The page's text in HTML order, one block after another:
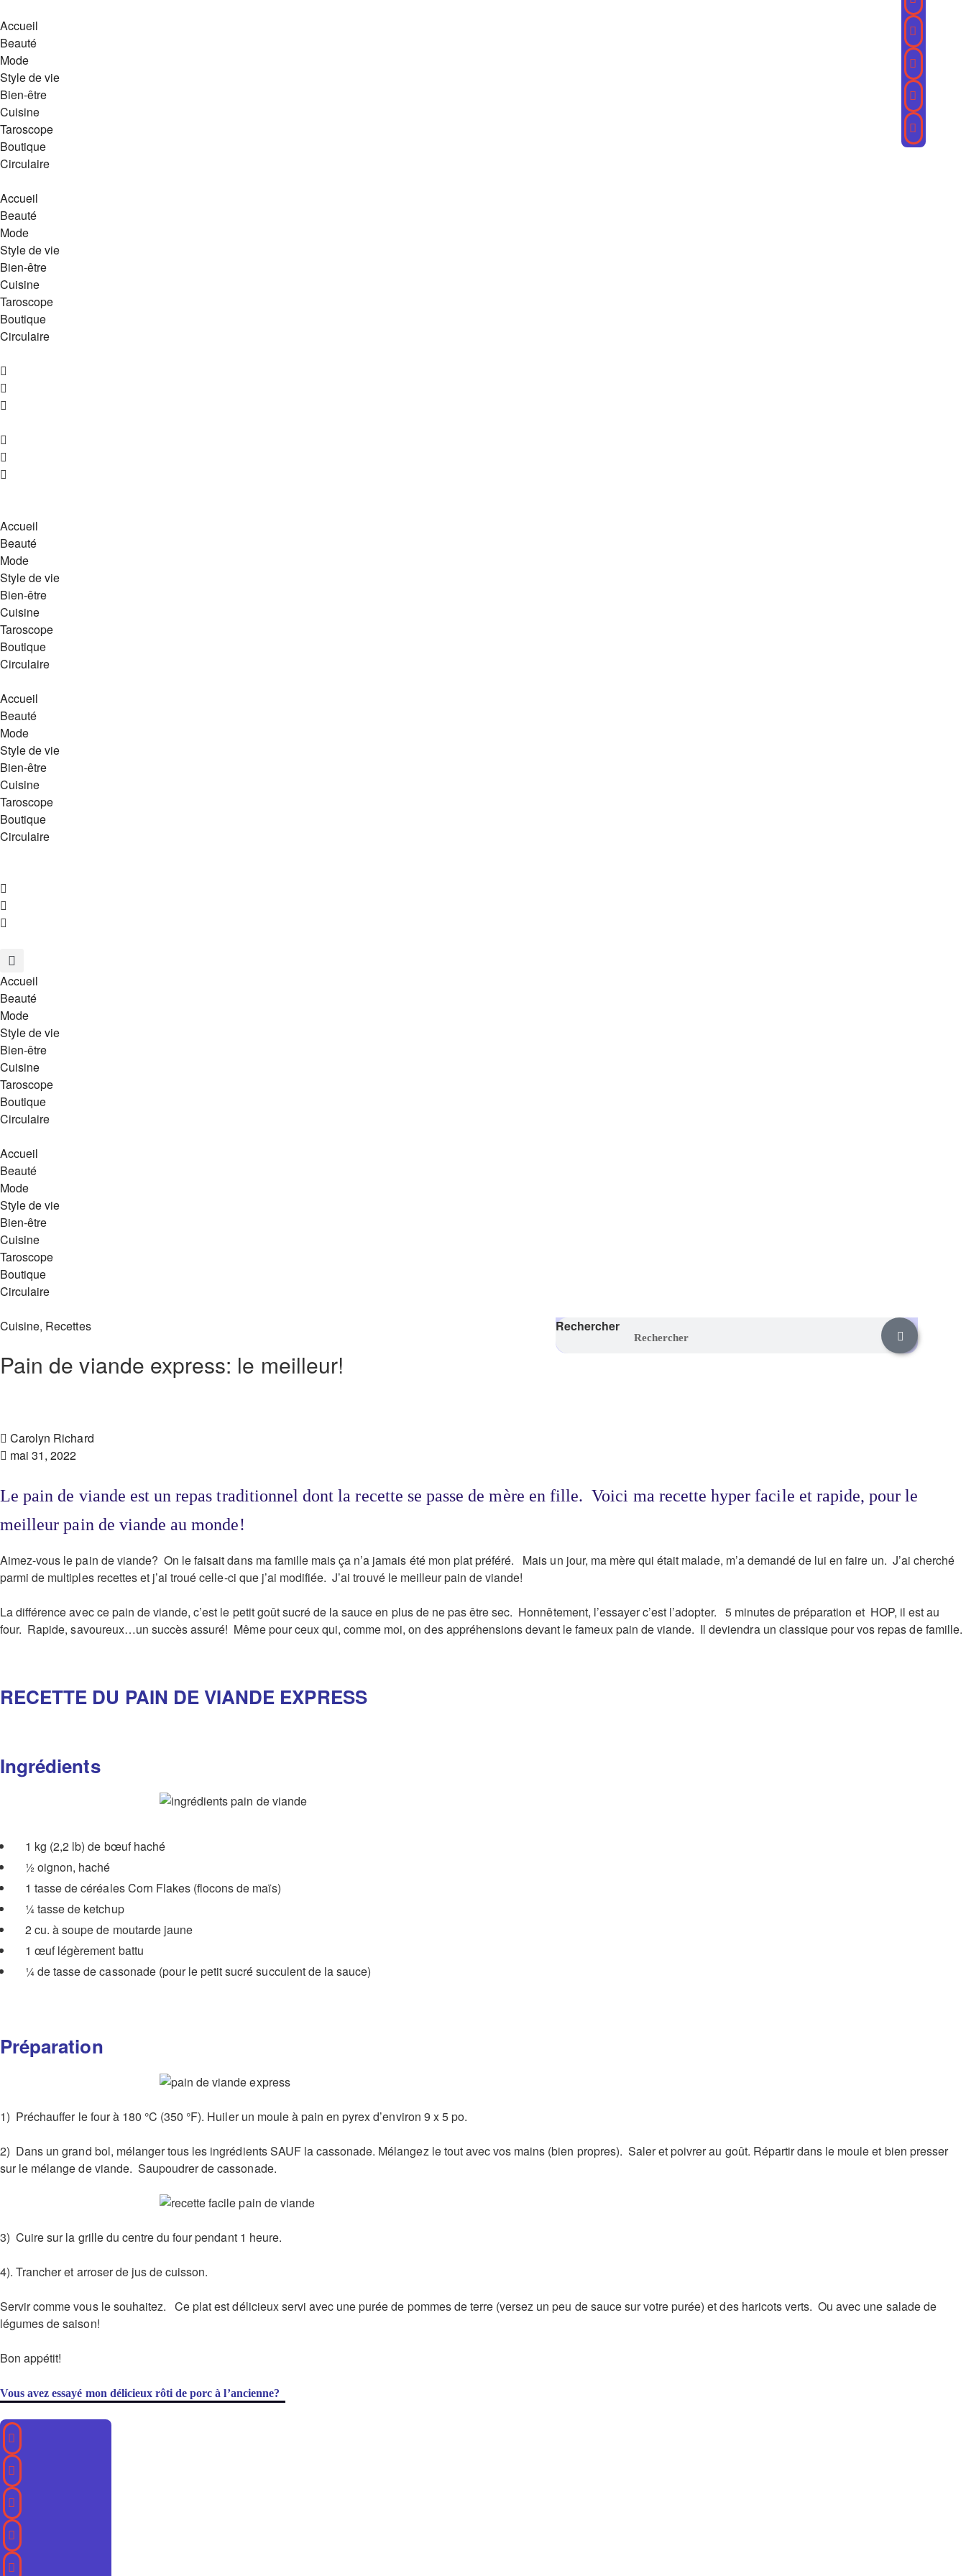
Accueil
Beauté
Mode
Style de vie
Bien-être
Cuisine
Taroscope
Boutique
Circulaire
Accueil
Beauté
Mode
Style de vie
Bien-être
Cuisine
Taroscope
Boutique
Circulaire
Accueil
Beauté
Mode
Style de vie
Bien-être
Cuisine
Taroscope
Boutique
Circulaire
Accueil
Beauté
Mode
Style de vie
Bien-être
Cuisine
Taroscope
Boutique
Circulaire
Accueil
Beauté
Mode
Style de vie
Bien-être
Cuisine
Taroscope
Boutique
Circulaire
Accueil
Beauté
Mode
Style de vie
Bien-être
Cuisine
Taroscope
Boutique
Circulaire
Rechercher
Cuisine, Recettes
Pain de viande express: le meilleur!
Carolyn Richard
mai 31, 2022
Le pain de viande est un repas traditionnel dont la recette se passe de mère en fille. Voici ma recette hyper facile et rapide, pour le
meilleur pain de viande au monde!
Aimez-vous le pain de viande? On le faisait dans ma famille mais ça n’a jamais été mon plat préféré. Mais un jour, ma mère qui était malade, m’a demandé de lui en faire un. J’ai cherché
parmi de multiples recettes et j’ai troué celle-ci que j’ai modifiée. J’ai trouvé le meilleur pain de viande!
La différence avec ce pain de viande, c’est le petit goût sucré de la sauce en plus de ne pas être sec. Honnêtement, l’essayer c’est l’adopter. 5 minutes de préparation et HOP, il est au
four. Rapide, savoureux…un succès assuré! Même pour ceux qui, comme moi, on des appréhensions devant le fameux pain de viande. Il deviendra un classique pour vos repas de famille.
RECETTE DU PAIN DE VIANDE EXPRESS
Ingrédients
1 kg (2,2 lb) de bœuf haché
½ oignon, haché
1 tasse de céréales Corn Flakes (flocons de maïs)
¼ tasse de ketchup
2 cu. à soupe de moutarde jaune
1 œuf légèrement battu
¼ de tasse de cassonade (pour le petit sucré succulent de la sauce)
Préparation
1) Préchauffer le four à 180 °C (350 °F). Huiler un moule à pain en pyrex d’environ 9 x 5 po.
2) Dans un grand bol, mélanger tous les ingrédients SAUF la cassonade. Mélangez le tout avec vos mains (bien propres). Saler et poivrer au goût. Répartir dans le moule et bien presser
sur le mélange de viande. Saupoudrer de cassonade.
3) Cuire sur la grille du centre du four pendant 1 heure.
4). Trancher et arroser de jus de cuisson.
Servir comme vous le souhaitez. Ce plat est délicieux servi avec une purée de pommes de terre (versez un peu de sauce sur votre purée) et des haricots verts. Ou avec une salade de
légumes de saison!
Bon appétit!
Vous avez essayé mon délicieux rôti de porc à l’ancienne?